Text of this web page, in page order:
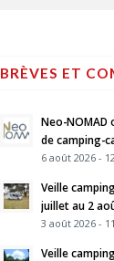
BRÈVES ET
Neo-NOMAD
de camping-
6 août 2026 -
Veille
juillet au 2
3 août 2026 -
Veille